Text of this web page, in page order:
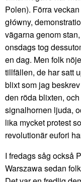
Polen). Förra
główny,
vägarna genom
onsdags tog
en dag. Men folk
tillfällen, de har satt
blixt som jag
den röda blixten,
signalhornen ljuda,
lika mycket protest
revolutionär eufori
I fredags såg också
Warszawa sedan